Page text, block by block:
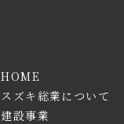
HOME
スズキ総業について
建設事業